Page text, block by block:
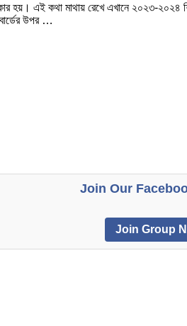
এই কথা মাথায় রেখে এখানে ২০২৩-২০২৪
উপর …
Join Our
Join Group